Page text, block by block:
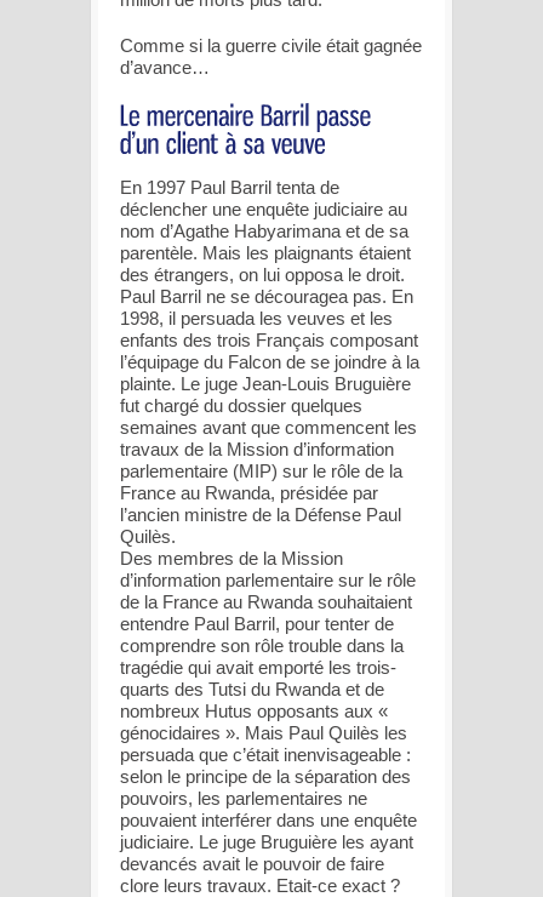
Comme si la guerre civile était gagnée
d’avance…
En 1997 Paul Barril tenta de
déclencher une enquête judiciaire au
nom d’Agathe Habyarimana et de sa
parentèle. Mais les plaignants étaient
des étrangers, on lui opposa le droit.
Paul Barril ne se découragea pas. En
1998, il persuada les veuves et les
enfants des trois Français composant
l’équipage du Falcon de se joindre à la
plainte. Le juge Jean-Louis Bruguière
fut chargé du dossier quelques
semaines avant que commencent les
travaux de la Mission d’information
parlementaire (MIP) sur le rôle de la
France au Rwanda, présidée par
l’ancien ministre de la Défense Paul
Quilès.
Des membres de la Mission
d’information parlementaire sur le rôle
de la France au Rwanda souhaitaient
entendre Paul Barril, pour tenter de
comprendre son rôle trouble dans la
tragédie qui avait emporté les trois-
quarts des Tutsi du Rwanda et de
nombreux Hutus opposants aux «
génocidaires ». Mais Paul Quilès les
persuada que c’était inenvisageable :
selon le principe de la séparation des
pouvoirs, les parlementaires ne
pouvaient interférer dans une enquête
judiciaire. Le juge Bruguière les ayant
devancés avait le pouvoir de faire
clore leurs travaux. Etait-ce exact ?